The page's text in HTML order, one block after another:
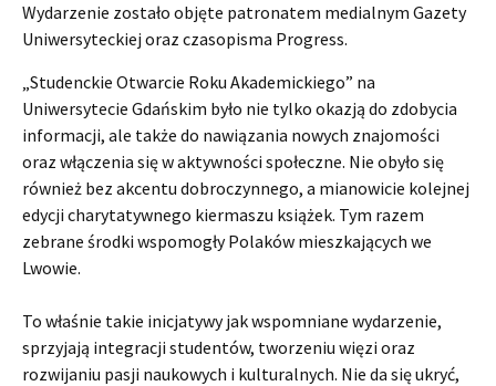
Wydarzenie zostało objęte patronatem medialnym Gazety
Uniwersyteckiej oraz czasopisma Progress.
„Studenckie Otwarcie Roku Akademickiego” na
Uniwersytecie Gdańskim było nie tylko okazją do zdobycia
informacji, ale także do nawiązania nowych znajomości
oraz włączenia się w aktywności społeczne. Nie obyło się
również bez akcentu dobroczynnego, a mianowicie kolejnej
edycji charytatywnego kiermaszu książek. Tym razem
zebrane środki wspomogły Polaków mieszkających we
Lwowie.
To właśnie takie inicjatywy jak wspomniane wydarzenie,
sprzyjają integracji studentów, tworzeniu więzi oraz
rozwijaniu pasji naukowych i kulturalnych. Nie da się ukryć,